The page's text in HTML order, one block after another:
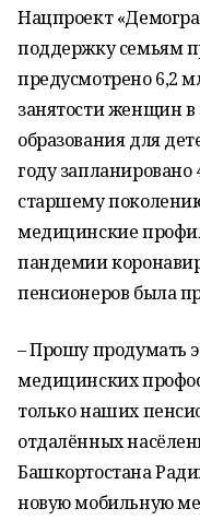
Нацпроект
поддержку семьям
предусмотрено 6,2
занятости женщин
образования для
году
старшему
медицинские
пандемии
пенсионеров была
– Прошу продумать
медицинских
только наших
отдалённых
Башкортостана
новую мобильную